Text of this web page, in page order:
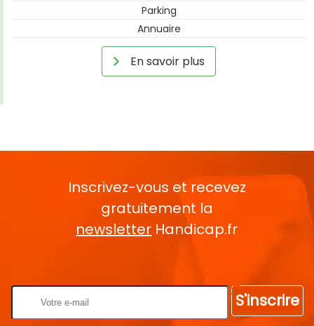
Parking
Annuaire
En savoir plus
Inscrivez-vous et recevez
gratuitement la
newsletter Handicap.fr
S'inscrire